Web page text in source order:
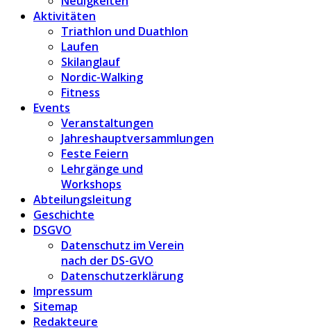
Aktivitäten
Triathlon und Duathlon
Laufen
Skilanglauf
Nordic-Walking
Fitness
Events
Veranstaltungen
Jahreshauptversammlungen
Feste Feiern
Lehrgänge und
Workshops
Abteilungsleitung
Geschichte
DSGVO
Datenschutz im Verein
nach der DS-GVO
Datenschutzerklärung
Impressum
Sitemap
Redakteure